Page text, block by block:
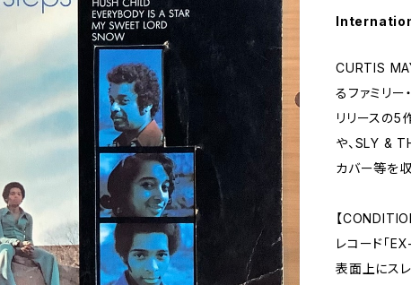
CURTIS
るファミリー
リリースの5
や、SLY &
カバー等を
【
レコード「
表面上にス